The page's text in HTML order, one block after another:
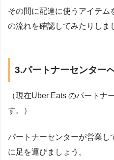
その間に配達に使うアイテム
の流れを確認してみたりしま
3.パートナーセンター
（現在Uber Eats のパートナ
す。）
パートナーセンターが営業し
に足を運びましょう。